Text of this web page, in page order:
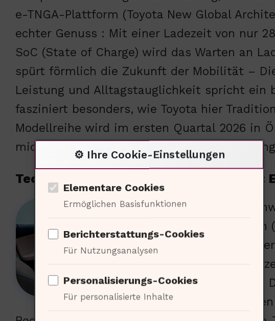
e-TNGA-Plattform (Toyota New Global
echter Genuss : Mit einer Ladezeit von nur
SoC (State of Charge) wird das Warten an
spürt förmlich die Zukunft der Mobilität –
Leistung und Alltagstauglichkeit spricht ein
fasziniert besonders, wie Toyota hier
Modellreihe wird im ersten Quartal 2026 in
mich, wie andere Experten diese
Technologische Innovationen im C-HR+:
Diese
sind 70%
verbunden.
⚙️ Ihre Cookie-Einstellungen
Elementare Cookies
Ermöglichen Basisfunktionen
Berichterstattungs-Cookies
Für Nutzungsanalysen
Personalisierungs-Cookies
Für personalisierte Inhalte